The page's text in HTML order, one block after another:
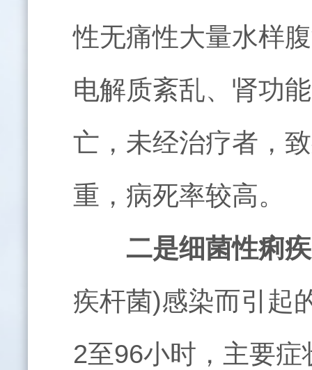
性无痛性大量水样
电解质紊乱、肾功
亡，未经治疗者，
重，病死率较高。
二是细菌性痢
疾杆菌)感染而引起
2至96小时，主要症